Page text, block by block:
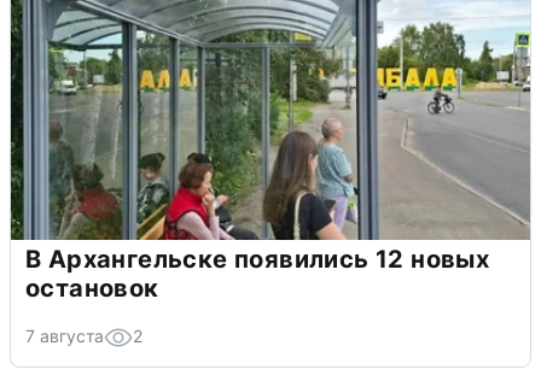
В Архангельске появились 12 новых
остановок
7 августа 2